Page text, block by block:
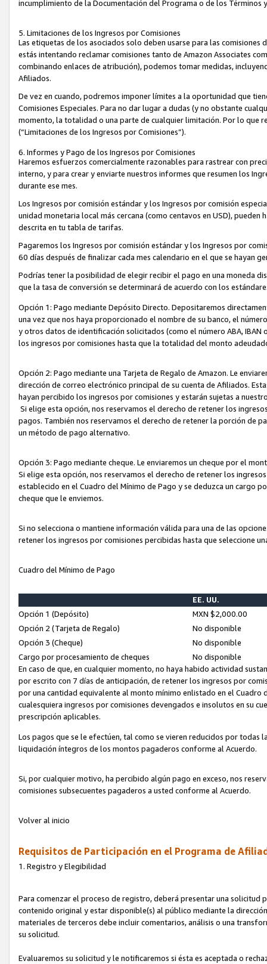
incumplimiento de la Documentación del Programa o de los Términos
5. Limitaciones de los Ingresos por Comisiones
Las etiquetas de los asociados solo deben usarse para las
estás intentando reclamar comisiones tanto de Amazon Associates
combinando enlaces de atribución), podemos tomar medidas,
Afiliados.
De vez en cuando, podremos imponer límites a la oportunidad que
Comisiones Especiales. Para no dar lugar a dudas (y no obstante
momento, la totalidad o una parte de cualquier limitación. Por lo que
(“Limitaciones de los Ingresos por Comisiones”).
6. Informes y Pago de los Ingresos por Comisiones
Haremos esfuerzos comercialmente razonables para rastrear con
interno, y para crear y enviarte nuestros informes que resumen los
durante ese mes.
Los Ingresos por comisión estándar y los Ingresos por comisión
unidad monetaria local más cercana (como centavos en USD),
descrita en tu tabla de tarifas.
Pagaremos los Ingresos por comisión estándar y los Ingresos por
60 días después de finalizar cada mes calendario en el que se hayan
Podrías tener la posibilidad de elegir recibir el pago en una moneda
que la tasa de conversión se determinará de acuerdo con los
Opción 1: Pago mediante Depósito Directo. Depositaremos
una vez que nos haya proporcionado el nombre de su banco, el
y otros datos de identificación solicitados (como el número ABA,
los ingresos por comisiones hasta que la totalidad del monto
Opción 2: Pago mediante una Tarjeta de Regalo de Amazon. Le
dirección de correo electrónico principal de su cuenta de Afiliados.
hayan percibido los ingresos por comisiones y estarán sujetas a
Si elige esta opción, nos reservamos el derecho de retener los
pagos. También nos reservamos el derecho de retener la porción de
un método de pago alternativo.
Opción 3: Pago mediante cheque. Le enviaremos un cheque por el
Si elige esta opción, nos reservamos el derecho de retener los
establecido en el Cuadro del Mínimo de Pago y se deduzca un cargo
cheque que le enviemos.
Si no selecciona o mantiene información válida para una de las
retener los ingresos por comisiones percibidas hasta que seleccione
Cuadro del Mínimo de Pago
EE. UU.
Opción 1 (Depósito)
MXN $2,000.00
Opción 2 (Tarjeta de Regalo)
No disponible
Opción 3 (Cheque)
No disponible
Cargo por procesamiento de cheques
No disponible
En caso de que, en cualquier momento, no haya habido actividad
por escrito con 7 días de anticipación, de retener los ingresos por
por una cantidad equivalente al monto mínimo enlistado en el
cualesquiera ingresos por comisiones devengados e insolutos en su
prescripción aplicables.
Los pagos que se le efectúen, tal como se vieren reducidos por todas
liquidación íntegros de los montos pagaderos conforme al Acuerdo.
Si, por cualquier motivo, ha percibido algún pago en exceso, nos
comisiones subsecuentes pagaderos a usted conforme al Acuerdo.
Volver al inicio
Requisitos de Participación en el Programa de
1. Registro y Elegibilidad
Para comenzar el proceso de registro, deberá presentar una solicitud
contenido original y estar disponible(s) al público mediante la
materiales de terceros debe incluir comentarios, análisis o una
su solicitud.
Evaluaremos su solicitud y le notificaremos si ésta es aceptada o